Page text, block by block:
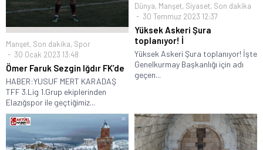
Manşet, Son dakika, Spor
30 Ocak 2023 13:48
Ömer Faruk Sezgin Iğdır FK’de
HABER:YUSUF MERT KARADAŞ
TFF 3.Lig 1.Grup ekiplerinden
Elazığspor ile geçtiğimiz...
Dünya, Manşet, Siyaset, Son dakika
30 Temmuz 2023 12:37
Yüksek Askeri Şura
toplanıyor! İ
Yüksek Askeri Şura toplanıyor! İşte
Genelkurmay Başkanlığı için adı
geçen...